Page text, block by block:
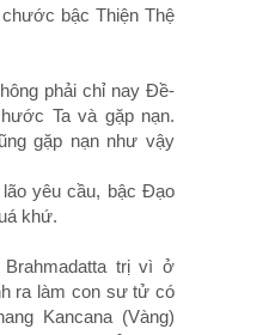
bậc Thiện Thệ
phải chỉ nay Ðề-
Ta và gặp nạn.
gặp nạn như vậy
yêu cầu, bậc Ðạo
khứ.
trị vì ở
ra làm con sư tử có
Kancana (Vàng)